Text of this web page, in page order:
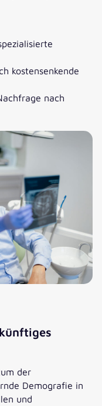
kostensenkende
nach
der
Demografie in
und